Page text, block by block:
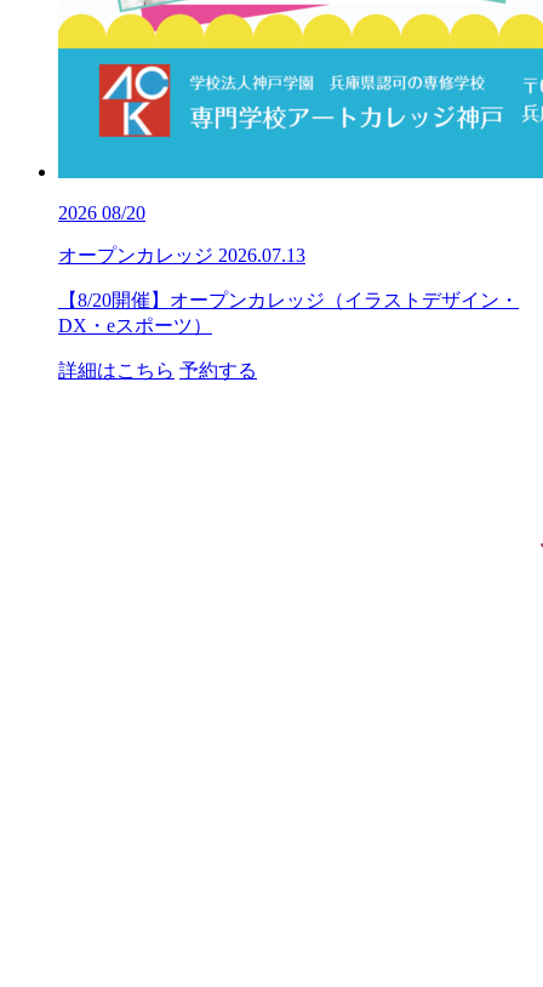
2026 08/20
オープンカレッジ 2026.07.13
【8/20開催】オープンカレッジ（イラストデザイン・
DX・eスポーツ）
詳細はこちら 予約する